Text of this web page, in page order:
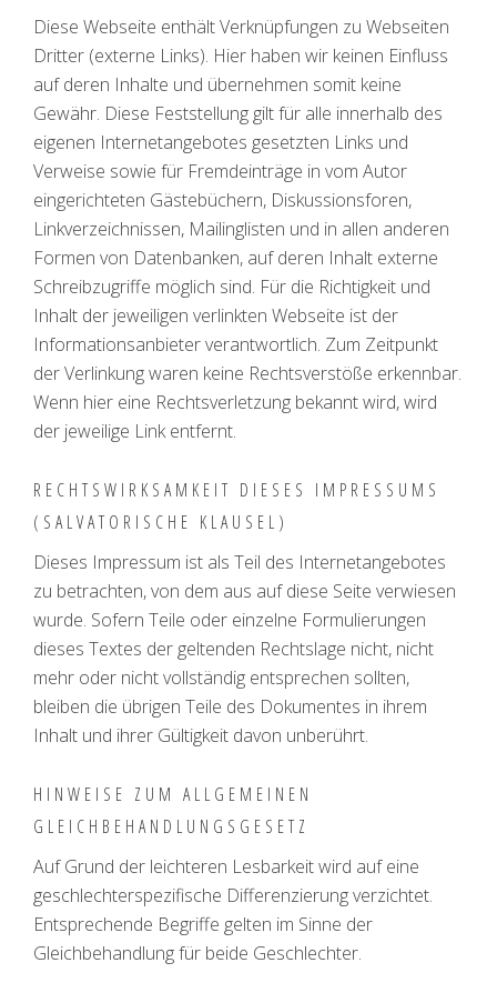
Diese Webseite enthält Verknüpfungen zu Webseiten
Dritter (externe Links). Hier haben wir keinen Einfluss
auf deren Inhalte und übernehmen somit keine
Gewähr. Diese Feststellung gilt für alle innerhalb des
eigenen Internetangebotes gesetzten Links und
Verweise sowie für Fremdeinträge in vom Autor
eingerichteten Gästebüchern, Diskussionsforen,
Linkverzeichnissen, Mailinglisten und in allen anderen
Formen von Datenbanken, auf deren Inhalt externe
Schreibzugriffe möglich sind. Für die Richtigkeit und
Inhalt der jeweiligen verlinkten Webseite ist der
Informationsanbieter verantwortlich. Zum Zeitpunkt
der Verlinkung waren keine Rechtsverstöße erkennbar.
Wenn hier eine Rechtsverletzung bekannt wird, wird
der jeweilige Link entfernt.
RECHTSWIRKSAMKEIT DIESES IMPRESSUMS
(SALVATORISCHE KLAUSEL)
Dieses Impressum ist als Teil des Internetangebotes
zu betrachten, von dem aus auf diese Seite verwiesen
wurde. Sofern Teile oder einzelne Formulierungen
dieses Textes der geltenden Rechtslage nicht, nicht
mehr oder nicht vollständig entsprechen sollten,
bleiben die übrigen Teile des Dokumentes in ihrem
Inhalt und ihrer Gültigkeit davon unberührt.
HINWEISE ZUM ALLGEMEINEN
GLEICHBEHANDLUNGSGESETZ
Auf Grund der leichteren Lesbarkeit wird auf eine
geschlechterspezifische Differenzierung verzichtet.
Entsprechende Begriffe gelten im Sinne der
Gleichbehandlung für beide Geschlechter.